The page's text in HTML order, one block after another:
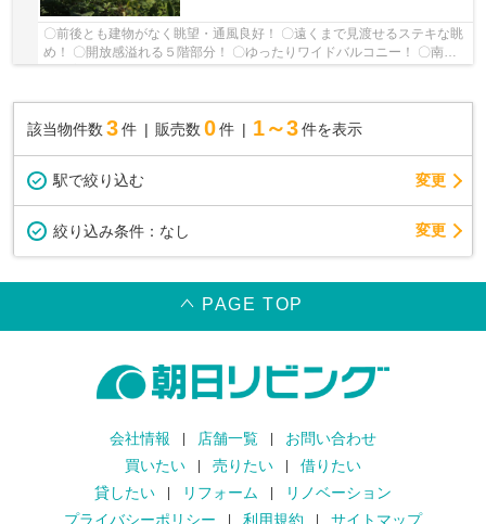
〇前後とも建物がなく眺望・通風良好！ 〇遠くまで見渡せるステキな眺
め！ 〇開放感溢れる５階部分！ 〇ゆったりワイドバルコニー！ 〇南向
き３室、陽当り・採光良好！ 〇公園隣接、住...
該当物件数 3件 販売数 0 件 1～3 件を表示
駅で絞り込む 変更
絞り込み条件： なし 変更
PAGE TOP
会社情報 店舗一覧
お問い合わせ
買いたい
売りたい
借りたい
貸したい
リフォーム
リノベーション
プライバシーポリシー
利用規約 サイトマップ